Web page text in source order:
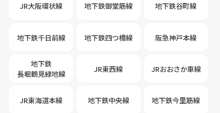
JR大阪環状線 地下鉄御堂筋線 地下鉄谷町線
地下鉄千日前線 地下鉄四つ橋線 阪急神戸本線
地下鉄
長堀鶴見緑地線
JR東西線 JRおおさか車線
JR東海道本線 地下鉄中央線 地下鉄今里筋線